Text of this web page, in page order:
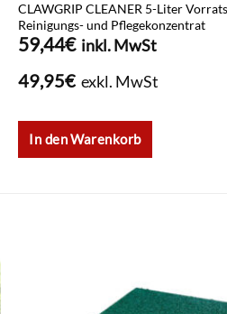
CLAWGRIP CLEANER 5-Liter
Reinigungs- und Pflegekonzentrat
59,44€inkl. MwSt
49,95€exkl. MwSt
In den Warenkorb